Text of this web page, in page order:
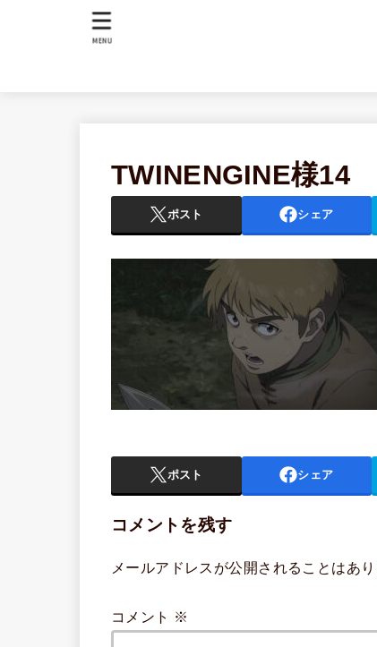
MENU
TWINENGINE様14
ポスト シェア
ポスト シェア
コメントを残す
メールアドレスが公開されることはあり
コメント ※